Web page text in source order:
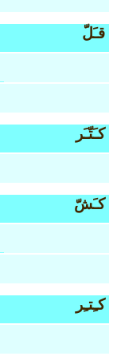
قـَلّ
كـَتّـَر
كـَشّ
كـِتـِر